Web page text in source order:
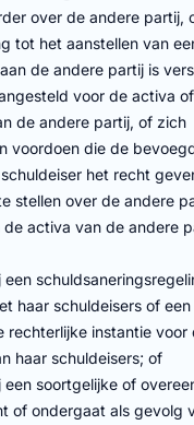
over de andere partij,
tot het aanstellen van
de andere partij is
voor de activa
de andere partij, of zich
voordoen die de
het recht
stellen over de andere
de activa van de andere
haar schuldeisers of
rechterlijke instantie voor
haar schuldeisers; of
soortgelijke of
of ondergaat als gevolg